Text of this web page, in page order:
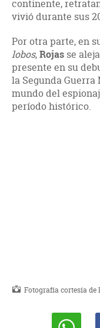
continente,
vivió durante sus
Por otra parte, en
lobos,Rojas se
presente en su
la Segunda
mundo del
período histórico.
Fotografía cortesía de